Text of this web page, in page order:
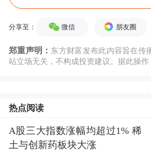
内，院子里的汽车突然启
对“小米汽车突然自己开走
据等逐一核实，得出统一
分享至： 微信 朋友圈
郑重声明： 东方财富发布此内容旨在传
站立场无关，不构成投资建议。据此操作
热点阅读
A股三大指数涨幅均超过1% 稀
土与创新药板块大涨